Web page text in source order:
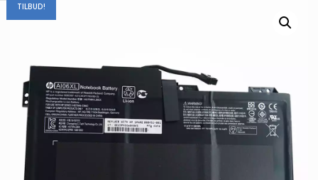
TILBUD!